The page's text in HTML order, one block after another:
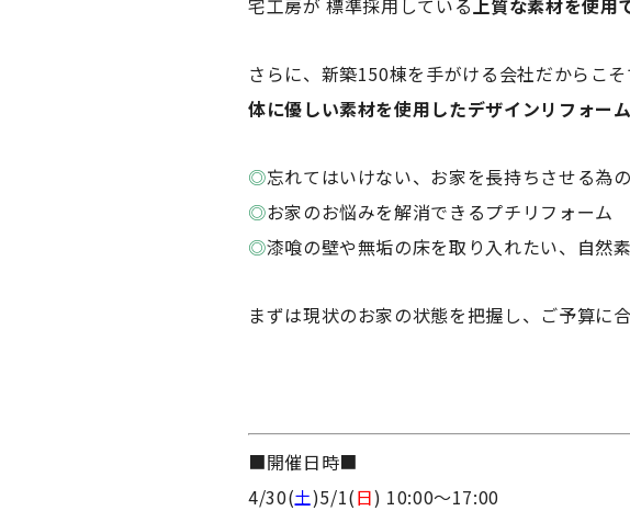
さらに、新築150棟を手がける会社だからこ
体に優しい素材を使用したデザインリフォー
◎忘れてはいけない、お家を長持ちさせる為
◎お家のお悩みを解消できるプチリフォーム
◎漆喰の壁や無垢の床を取り入れたい、自然
まずは現状のお家の状態を把握し、ご予算に
■開催日時■
4/30(土)5/1(日) 10:00〜17:00